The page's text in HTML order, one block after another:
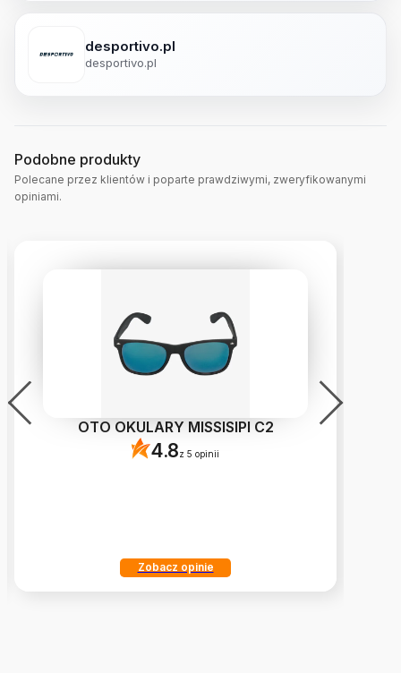
desportivo.pl
desportivo.pl
Podobne produkty
Polecane przez klientów i poparte prawdziwymi, zweryfikowanymi
opiniami.
OTO OKULARY MISSISIPI C2
4.8z 5 opinii
Zobacz opinie